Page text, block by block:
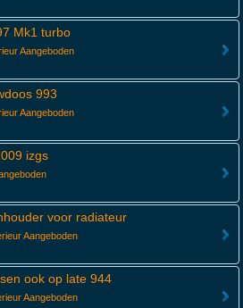
Mk1 turbo
Aangeboden
993
Aangeboden
izgs
voor radiateur
Aangeboden
ook op late 944
Aangeboden